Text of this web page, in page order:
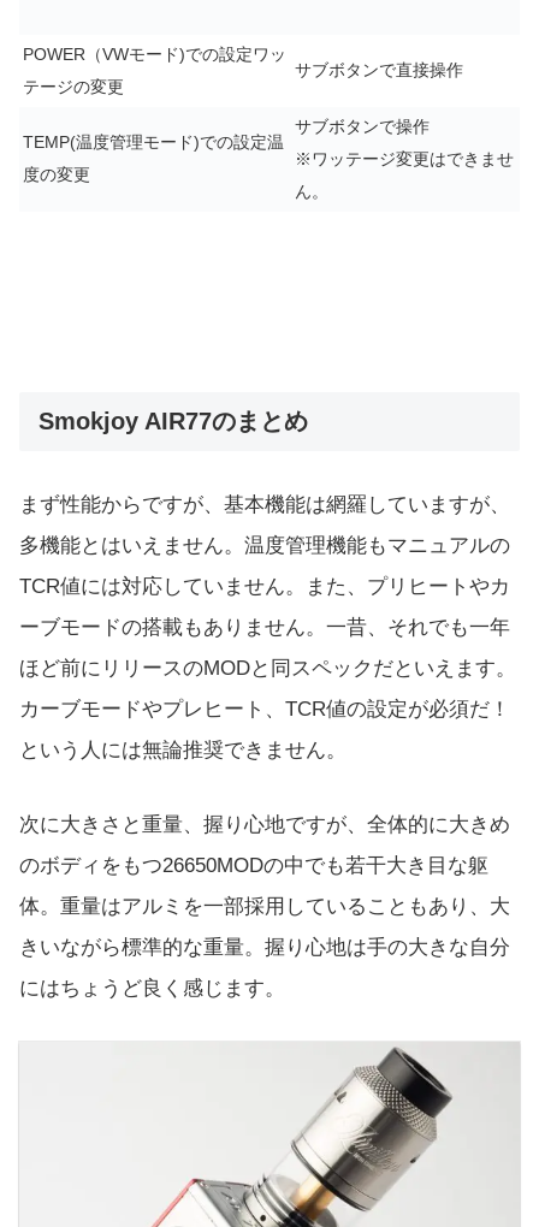
POWER（VWモード)での設定ワッ
テージの変更
サブボタンで直接操作
TEMP(温度管理モード)での設定温
度の変更
サブボタンで操作
※ワッテージ変更はできませ
ん。
Smokjoy AIR77のまとめ
まず性能からですが、基本機能は網羅していますが、
多機能とはいえません。温度管理機能もマニュアルの
TCR値には対応していません。また、プリヒートやカ
ーブモードの搭載もありません。一昔、それでも一年
ほど前にリリースのMODと同スペックだといえます。
カーブモードやプレヒート、TCR値の設定が必須だ！
という人には無論推奨できません。
次に大きさと重量、握り心地ですが、全体的に大きめ
のボディをもつ26650MODの中でも若干大き目な躯
体。重量はアルミを一部採用していることもあり、大
きいながら標準的な重量。握り心地は手の大きな自分
にはちょうど良く感じます。